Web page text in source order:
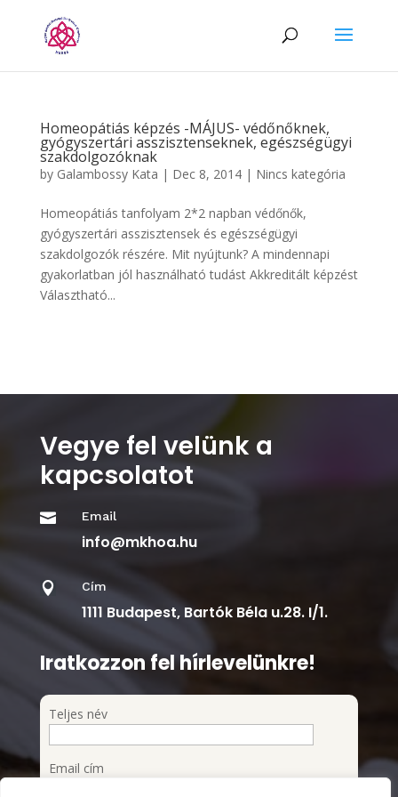
Homeopátiás képzés -MÁJUS- védőnőknek,
gyógyszertári asszisztenseknek, egészségügyi
szakdolgozóknak
by Galambossy Kata | Dec 8, 2014| Nincs kategória
Homeopátiás tanfolyam 2*2 napban védőnők,
gyógyszertári asszisztensek és egészségügyi
szakdolgozók részére. Mit nyújtunk? A mindennapi
gyakorlatban jól használható tudást Akkreditált képzést
Választható...
Vegye fel velünk a
kapcsolatot
 Email
info@mkhoa.hu
 Cím
1111 Budapest, Bartók Béla u.28. I/1.
Iratkozzon fel hírlevelünkre!
Teljes név
Email cím